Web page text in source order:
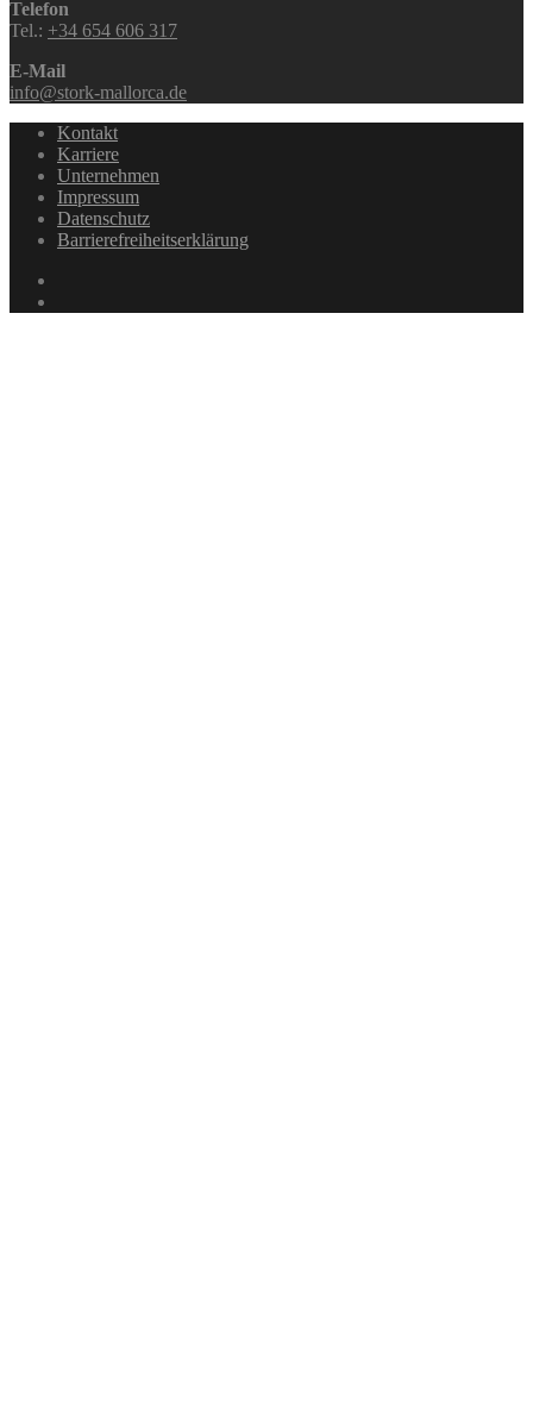
Telefon
Tel.: +34 654 606 317
E-Mail
info@stork-mallorca.de
Kontakt
Karriere
Unternehmen
Impressum
Datenschutz
Barrierefreiheitserklärung